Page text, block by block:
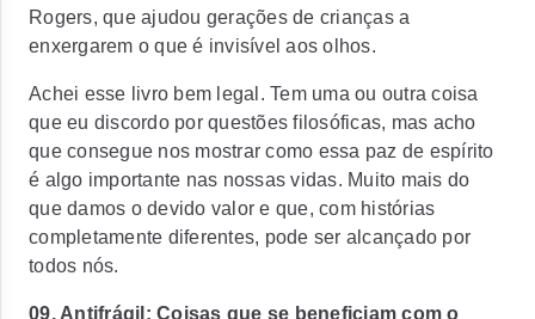
Rogers, que ajudou gerações de crianças a
enxergarem o que é invisível aos olhos.
Achei esse livro bem legal. Tem uma ou outra coisa
que eu discordo por questões filosóficas, mas acho
que consegue nos mostrar como essa paz de espírito
é algo importante nas nossas vidas. Muito mais do
que damos o devido valor e que, com histórias
completamente diferentes, pode ser alcançado por
todos nós.
09. Antifrágil: Coisas que se beneficiam com o